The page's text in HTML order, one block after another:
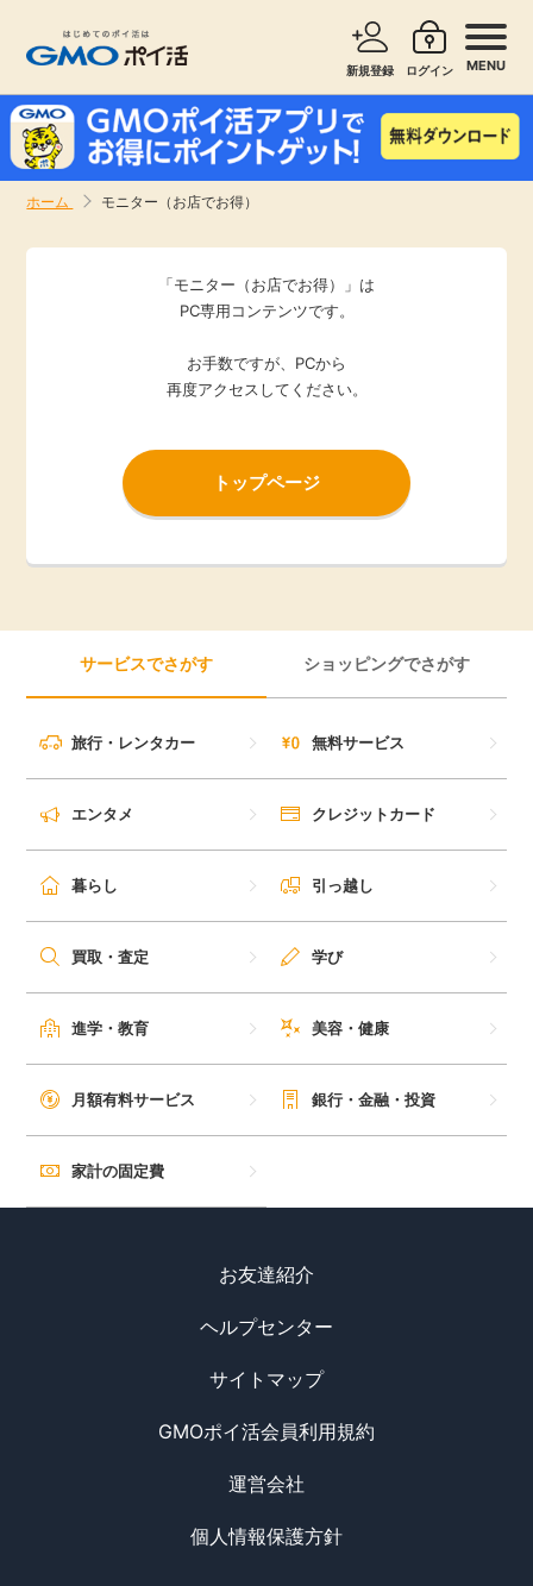
新規登録 ログイン MENU
ホーム モニター（お店でお得）
ゲーム
ポイ活お得情報
お友達紹介
カード比較
毎日ゲット
特集一覧
サービスで探す ショッピングで探す
旅行・レンタカー
無料サービス
暮らし
引っ越し
買取・査定
学び
美容・健康
月額有料サービス
銀行・金融・投資
家計の固定費
「モニター（お店でお得）」は
PC専用コンテンツです。
お手数ですが、PCから
再度アクセスしてください。
トップページ
サービスでさがす ショッピングでさがす
旅行・レンタカー 無料サービス
エンタメ クレジットカード
暮らし 引っ越し
買取・査定 学び
進学・教育 美容・健康
月額有料サービス 銀行・金融・投資
家計の固定費
お友達紹介
ヘルプセンター
サイトマップ
GMOポイ活会員利用規約
運営会社
個人情報保護方針